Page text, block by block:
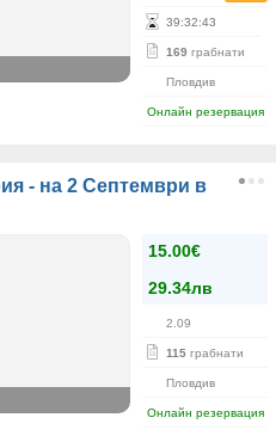
39:32:42
169 грабнати
Пловдив
Онлайн резервация
- на 2 Септември в
15.00€
29.34лв
2.09
115 грабнати
Пловдив
Онлайн резервация